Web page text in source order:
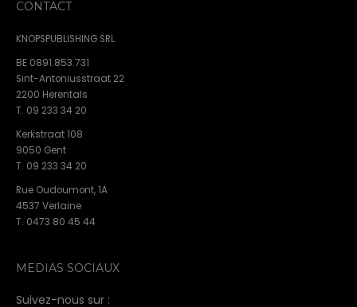
CONTACT
KNOPSPUBLISHING SRL
BE 0891.853.731
Sint-Antoniusstraat 22
2200 Herentals
T. 09 233 34 20
Kerkstraat 108
9050 Gent
T. 09 233 34 20
Rue Oudoumont, 1A
4537 Verlaine
T. 0473 80 45 44
MEDIAS SOCIAUX
Suivez-nous sur :